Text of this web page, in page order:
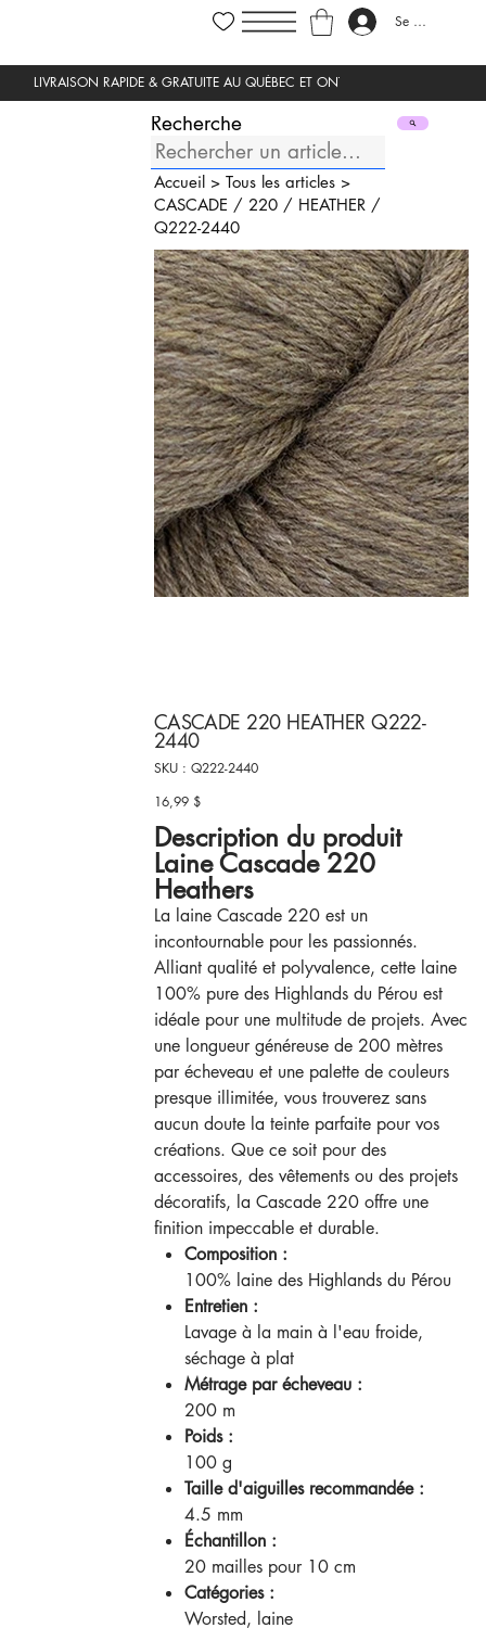
Se connecter
Recherche
Accueil> Tous les articles>
CASCADE / 220 / HEATHER /
Q222-2440
CASCADE 220 HEATHER Q222-
2440
SKU : SKU
Q222-
Q222-2440
Prix
16,99 $
Description du produit
Laine Cascade 220
Heathers
La laine Cascade 220 est un
incontournable pour les passionnés.
Alliant qualité et polyvalence, cette laine
100% pure des Highlands du Pérou est
idéale pour une multitude de projets. Avec
une longueur généreuse de 200 mètres
par écheveau et une palette de couleurs
presque illimitée, vous trouverez sans
aucun doute la teinte parfaite pour vos
créations. Que ce soit pour des
accessoires, des vêtements ou des projets
décoratifs, la Cascade 220 offre une
finition impeccable et durable.
Composition :
100% laine des Highlands du Pérou
Entretien :
Lavage à la main à l'eau froide,
séchage à plat
Métrage par écheveau :
200 m
Poids :
100 g
Taille d'aiguilles recommandée :
4.5 mm
Échantillon :
20 mailles pour 10 cm
Catégories :
Worsted, laine